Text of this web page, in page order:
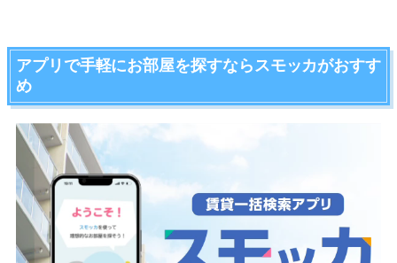
アプリで手軽にお部屋を探すならスモッカがおすす
め